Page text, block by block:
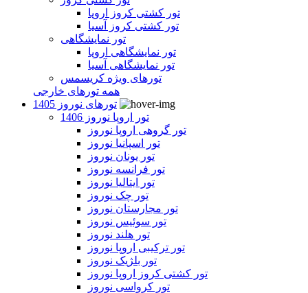
تور کشتی کروز اروپا
تور کشتی کروز آسیا
تور نمایشگاهی
تور نمایشگاهی اروپا
تور نمایشگاهی آسیا
تورهای ویژه کریسمس
همه تورهای خارجی
تورهای نوروز 1405
تور اروپا نوروز 1406
تور گروهی اروپا نوروز
تور اسپانیا نوروز
تور یونان نوروز
تور فرانسه نوروز
تور ایتالیا نوروز
تور چک نوروز
تور مجارستان نوروز
تور سوئیس نوروز
تور هلند نوروز
تور ترکیبی اروپا نوروز
تور بلژیک نوروز
تور کشتی کروز اروپا نوروز
تور کرواسی نوروز